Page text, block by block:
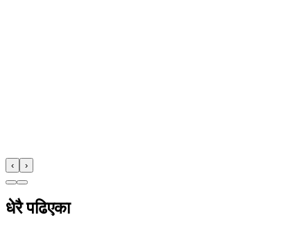
‹ ›
धेरै पढिएका